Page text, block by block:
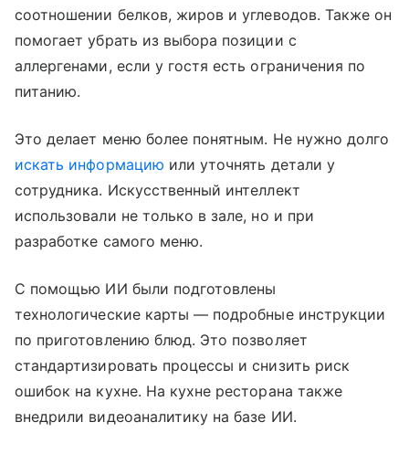
соотношении белков, жиров и углеводов. Также он
помогает убрать из выбора позиции с
аллергенами, если у гостя есть ограничения по
питанию.
Это делает меню более понятным. Не нужно долго
искать информацию или уточнять детали у
сотрудника. Искусственный интеллект
использовали не только в зале, но и при
разработке самого меню.
С помощью ИИ были подготовлены
технологические карты — подробные инструкции
по приготовлению блюд. Это позволяет
стандартизировать процессы и снизить риск
ошибок на кухне. На кухне ресторана также
внедрили видеоаналитику на базе ИИ.